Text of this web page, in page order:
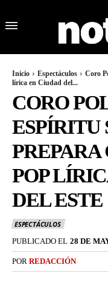
Inicio Espectáculos
Coro
lírica en Ciudad del...
CORO
ESPÍRITU
POP
DEL ESTE
ESPECTÁCULOS
PUBLICADO EL 28 DE
POR REDACCIÓN